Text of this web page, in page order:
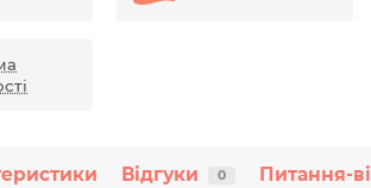
Відгуки 0 Питання-